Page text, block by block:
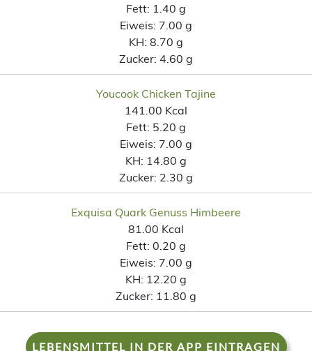
Fett: 1.40 g
Eiweis: 7.00 g
KH: 8.70 g
Zucker: 4.60 g
Youcook Chicken Tajine
141.00 Kcal
Fett: 5.20 g
Eiweis: 7.00 g
KH: 14.80 g
Zucker: 2.30 g
Exquisa Quark Genuss Himbeere
81.00 Kcal
Fett: 0.20 g
Eiweis: 7.00 g
KH: 12.20 g
Zucker: 11.80 g
LEBENSMITTEL IN DER APP EINTRAGEN